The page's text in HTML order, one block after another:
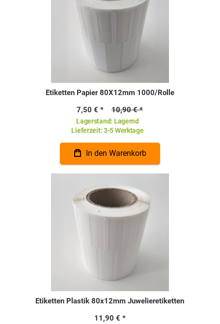
Etiketten Papier 80X12mm 1000/Rolle
7,50 €
10,90 €
Lagerstand: Lagernd
Lieferzeit:3-5 Werktage
In den Warenkorb
Etiketten Plastik 80x12mm Juwelieretiketten
11,90 €